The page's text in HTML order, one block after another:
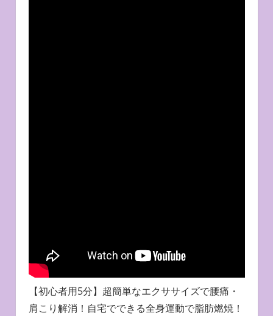
【初心者用5分】超簡単なエクササイズで腰痛・
肩こり解消！自宅でできる全身運動で脂肪燃焼！